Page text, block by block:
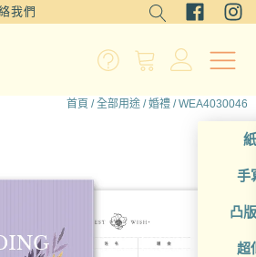
我們
手
凸
超
首頁 /全部用途 /婚禮 / WEA4030046